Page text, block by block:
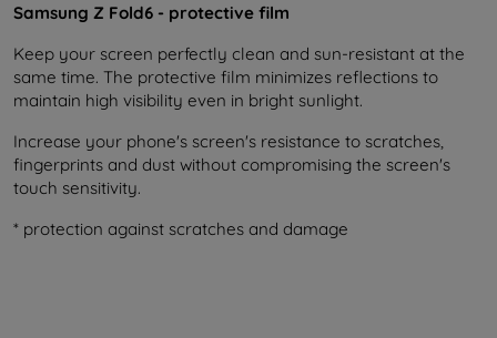
Samsung Z Fold6 - protective film
Keep your screen perfectly clean and sun-resistant at the
same time. The protective film minimizes reflections to
maintain high visibility even in bright sunlight.
Increase your phone's screen's resistance to scratches,
fingerprints and dust without compromising the screen's
touch sensitivity.
* protection against scratches and damage